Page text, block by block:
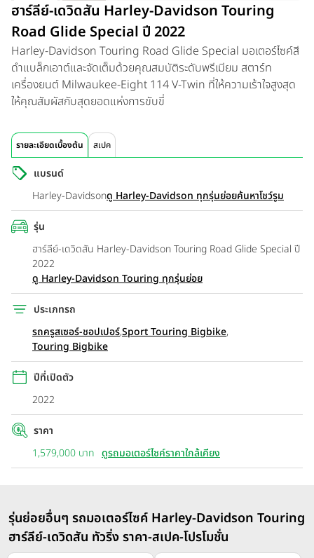
ฮาร์ลีย์-เดวิดสัน Harley-Davidson Touring
Road Glide Special ปี 2022
Harley-Davidson Touring Road Glide Special มอเตอร์ไซค์สี
ดำแบล็กเอาต์และจัดเต็มด้วยคุณสมบัติระดับพรีเมียม สตาร์ท
เครื่องยนต์ Milwaukee-Eight 114 V-Twin ที่ให้ความเร้าใจสูงสุด
ให้คุณสัมผัสกับสุดยอดแห่งการขับขี่
รายละเอียดเบื้องต้น สเปค
แบรนด์
Harley-Davidsonดู Harley-Davidson ทุกรุ่นย่อยค้นหาโชว์รูม
รุ่น
ฮาร์ลีย์-เดวิดสัน Harley-Davidson Touring Road Glide Special ปี
2022
ดู Harley-Davidson Touring ทุกรุ่นย่อย
ประเภทรถ
รถครูสเซอร์-ชอปเปอร์,Sport Touring Bigbike,
Touring Bigbike
ปีที่เปิดตัว
2022
ราคา
1,579,000 บาท ดูรถมอเตอร์ไซค์ราคาใกล้เคียง
รุ่นย่อยอื่นๆ รถมอเตอร์ไซค์ Harley-Davidson Touring
ฮาร์ลีย์-เดวิดสัน ทัวริ่ง ราคา-สเปค-โปรโมชั่น